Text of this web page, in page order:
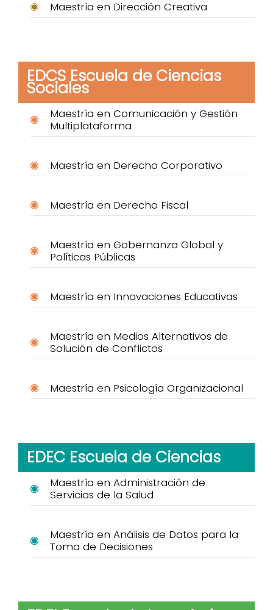
Maestría en Dirección Creativa
EDCS Escuela de Ciencias
Sociales
Maestría en Comunicación y Gestión
Multiplataforma
Maestría en Derecho Corporativo
Maestría en Derecho Fiscal
Maestría en Gobernanza Global y
Políticas Públicas
Maestría en Innovaciones Educativas
Maestría en Medios Alternativos de
Solución de Conflictos
Maestría en Psicología Organizacional
EDEC Escuela de Ciencias
Maestría en Administración de
Servicios de la Salud
Maestría en Análisis de Datos para la
Toma de Decisiones